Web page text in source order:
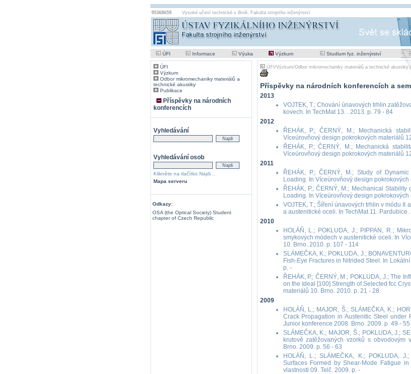
95368659 Vysoké učení technické v Brně, Fakulta strojního inženýrství
ÚFI Informace Výuka Výzkum Studium fyz. inženýrství
ÚFI
Výzkum
Odbor mikromechaniky materiálů a
technické akustiky
Publikace
Příspěvky na národních
konferencích
Vyhledávání
Vyhledávání osob
Klikněte na tlačítko Najdi ..
Mapa serveru
Odkazy:
OSA (the Optical Society) Student
chapter of Czech Republic
ÚFI /Výzkum/Odbor mikromechaniky materiálů a technické akustiky /
Příspěvky na národních konferencích a
2013
VOJTEK, T.; Chování únavových trhlin
kovech. In TechMat 13. . 2013. p. 79 - 84
2012
ŘEHÁK, P.; ČERNÝ, M.; Mechanická
Víceúrovňový design pokrokových materiálů
ŘEHÁK, P.; ČERNÝ, M.; Mechanická
Víceúrovňový design pokrokových materiálů
2011
ŘEHÁK, P.; ČERNÝ, M.; Study of
Loading. In Víceúrovňový design
ŘEHÁK, P.; ČERNÝ, M.; Mechanical
Loading. In Víceúrovňový design pokrokových
VOJTEK, T.; Šíření únavových trhlin v módu II
a austenitické oceli. In TechMat 11. Pardubice.
2010
HOLÁŇ, L.; POKLUDA, J.; PIPPAN, R.;
smykových módech v austenitické oceli. In
10. Brno. 2010. p. 107 - 114
SLÁMEČKA, K.; POKLUDA, J.;
Fish-Eye Fractures in Nitrided Steel. In
p. -
ŘEHÁK, P.; ČERNÝ, M.; POKLUDA, J.; The
on the Ideal [100] Strength of Selected fcc
materiálů 10. Brno. 2010. p. 21 - 28
2009
HOLÁŇ, L.; MAJOR, Š.; SLÁMEČKA, K.;
Crack Propagation in Austenitic Steel under
Junior konference 2008. Brno. 2009. p. 49 - 55
SLÁMEČKA, K.; MAJOR, Š.; POKLUDA, J.;
krutově zatěžovaných vzorků s
Brno. 2009. p. 56 - 63
HOLÁŇ, L.; SLÁMEČKA, K.; POKLUDA,
Surfaces Formed by Shear-Mode Fatigue
vlastnosti 09. Telč. 2009. p. -